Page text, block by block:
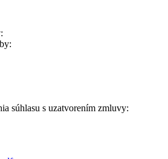
súhlasu s uzatvorením zmluvy: